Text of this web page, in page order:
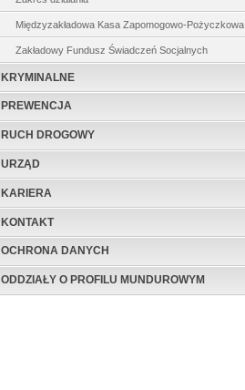
Międzyzakładowa Kasa Zapomogowo-Pożyczkowa
Zakładowy Fundusz Świadczeń Socjalnych
KRYMINALNE
PREWENCJA
RUCH DROGOWY
URZĄD
KARIERA
KONTAKT
OCHRONA DANYCH
ODDZIAŁY O PROFILU MUNDUROWYM